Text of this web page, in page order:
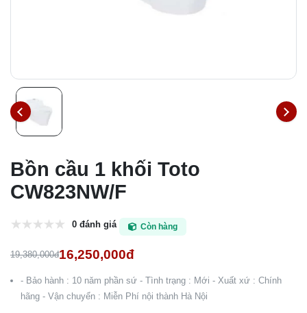
Bồn cầu 1 khối Toto
CW823NW/F
0 đánh giá Còn hàng
19,380,000đ16,250,000đ
- Bảo hành : 10 năm phần sứ - Tình trạng : Mới - Xuất xứ : Chính
hãng - Vận chuyển : Miễn Phí nội thành Hà Nội